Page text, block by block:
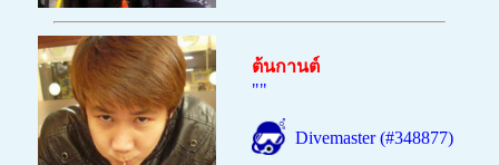
ต้นกานต์
""
Divemaster (#348877)